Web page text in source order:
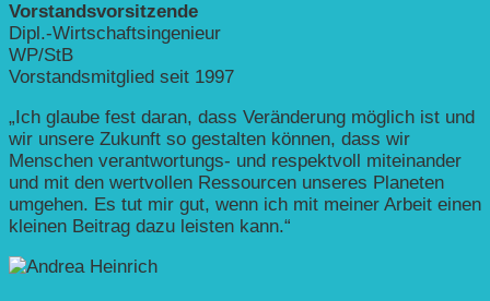
Vorstandsvorsitzende
Dipl.-Wirtschaftsingenieur
WP/StB
Vorstandsmitglied seit 1997
„Ich glaube fest daran, dass Veränderung möglich ist und
wir unsere Zukunft so gestalten können, dass wir
Menschen verantwortungs- und respektvoll miteinander
und mit den wertvollen Ressourcen unseres Planeten
umgehen. Es tut mir gut, wenn ich mit meiner Arbeit einen
kleinen Beitrag dazu leisten kann.“